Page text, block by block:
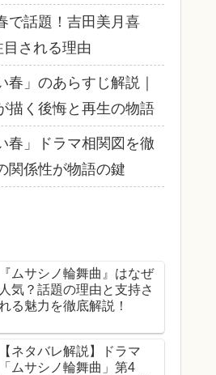
で話題！吉田美月喜
目される理由
春」のあらすじ解説｜
描く後悔と再生の物語
春」ドラマ相関図を徹
関係性が物語の鍵
『ムサシノ輪舞曲』はなぜ
人気？話題の理由と支持さ
る魅力を徹底解説！
【ネタバレ解説】ドラマ
「ムサシノ輪舞曲」第4